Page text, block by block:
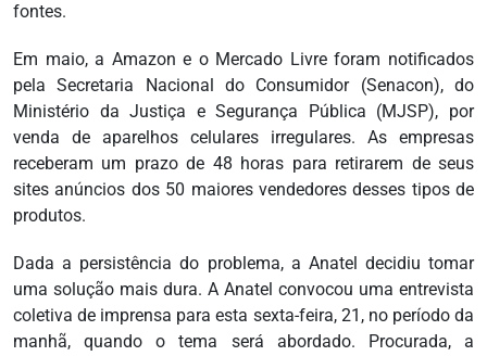
fontes.
Em maio, a Amazon e o Mercado Livre foram notificados
pela Secretaria Nacional do Consumidor (Senacon), do
Ministério da Justiça e Segurança Pública (MJSP), por
venda de aparelhos celulares irregulares. As empresas
receberam um prazo de 48 horas para retirarem de seus
sites anúncios dos 50 maiores vendedores desses tipos de
produtos.
Dada a persistência do problema, a Anatel decidiu tomar
uma solução mais dura. A Anatel convocou uma entrevista
coletiva de imprensa para esta sexta-feira, 21, no período da
manhã, quando o tema será abordado. Procurada, a